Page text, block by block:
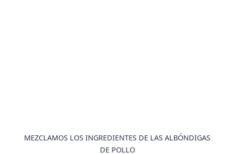
MEZCLAMOS LOS INGREDIENTES DE LAS ALBÓNDIGAS
DE POLLO